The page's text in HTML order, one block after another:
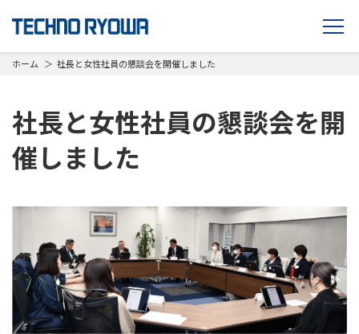
ホーム 社長と女性社員の懇談会を開催しました
社長と女性社員の懇談会を開
催しました